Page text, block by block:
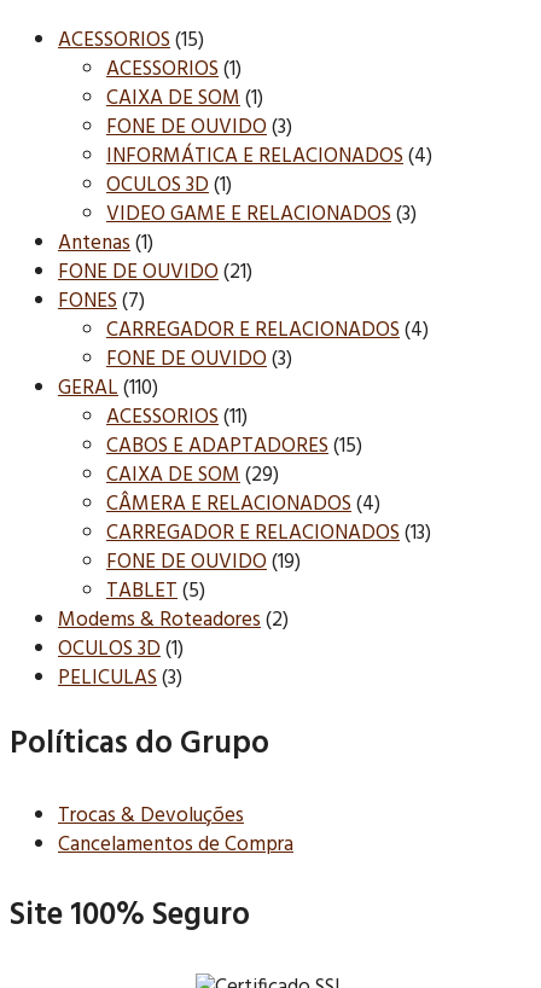
ACESSORIOS(15)
ACESSORIOS(1)
CAIXA DE SOM(1)
FONE DE OUVIDO(3)
INFORMÁTICA E RELACIONADOS(4)
OCULOS 3D(1)
VIDEO GAME E RELACIONADOS(3)
Antenas(1)
FONE DE OUVIDO(21)
FONES(7)
CARREGADOR E RELACIONADOS(4)
FONE DE OUVIDO(3)
GERAL(110)
ACESSORIOS(11)
CABOS E ADAPTADORES(15)
CAIXA DE SOM(29)
CÂMERA E RELACIONADOS(4)
CARREGADOR E RELACIONADOS(13)
FONE DE OUVIDO(19)
TABLET(5)
Modems & Roteadores(2)
OCULOS 3D(1)
PELICULAS(3)
Políticas do Grupo
Trocas & Devoluções
Cancelamentos de Compra
Site 100% Seguro